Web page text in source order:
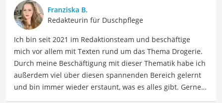
nun Menschen dabei, die richtigen Produkte für sie zu
finden. Mia liebt es, sich in Inhaltsstoffe und
Produktversprechen hineinzudenken und diese
verständlich aufzuschlüsseln. Als Ausgleich zu ihrer
Arbeit findet Mia Ruhe im Sport und beim Lesen, und
außerdem beim Verfolgen ihrer Interessen an
Neurowissenschaft und Spiritualität.
Der Lavera-Duschgel-Vergleich ist aus unserer Sicht
Franziska B.
Redakteurin für Duschpflege
Ich bin seit 2021 im Redaktionsteam und beschäftige
mich vor allem mit Texten rund um das Thema Drogerie.
Durch meine Beschäftigung mit dieser Thematik habe ich
außerdem viel über diesen spannenden Bereich gelernt
und bin immer wieder erstaunt, was es alles gibt. Gerne